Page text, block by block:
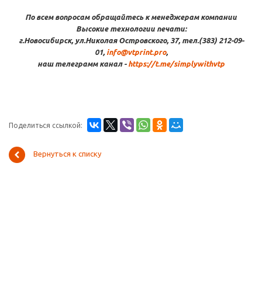
По всем вопросам обращайтесь к менеджерам компании
Высокие технологии печати:
г.Новосибирск, ул.Николая Островского, 37, тел.(383) 212-09-
01, info@vtprint.pro,
наш телеграмм канал - https://t.me/simplywithvtp
Поделиться ссылкой:
Вернуться к списку